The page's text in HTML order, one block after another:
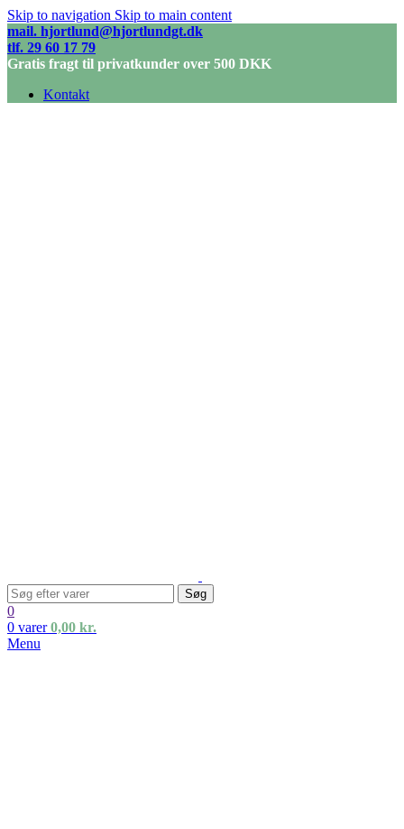
Skip to navigation Skip to main content
mail. hjortlund@hjortlundgt.dk
tlf. 29 60 17 79
Gratis fragt til privatkunder over 500 DKK
Kontakt
Søg
0
0 varer 0,00 kr.
Menu